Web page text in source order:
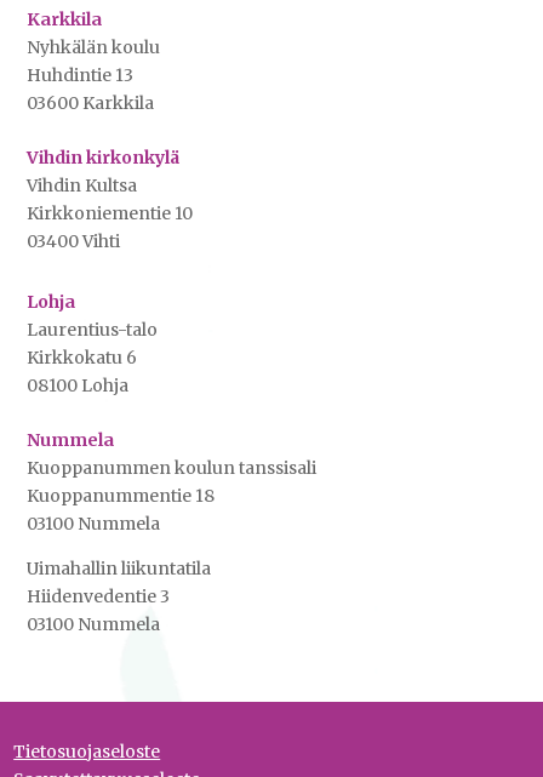
Karkkila
Nyhkälän koulu
Huhdintie 13
03600 Karkkila
Vihdin kirkonkylä
Vihdin Kultsa
Kirkkoniementie 10
03400 Vihti
Lohja
Laurentius-talo
Kirkkokatu 6
08100 Lohja
Nummela
Kuoppanummen koulun tanssisali
Kuoppanummentie 18
03100 Nummela
Uimahallin liikuntatila
Hiidenvedentie 3
03100 Nummela
Tietosuojaseloste